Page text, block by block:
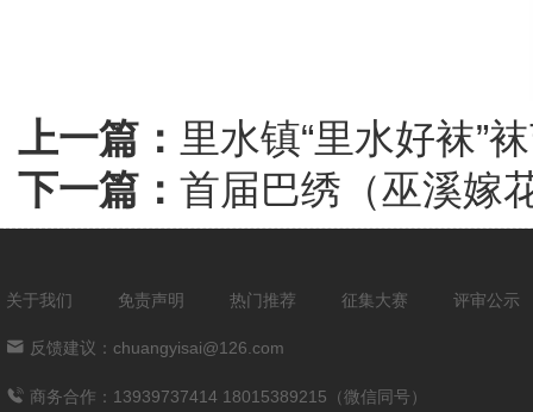
上一篇： 里水镇“里水好袜”
下一篇： 首届巴绣（巫溪嫁
关于我们 免责声明 热门推荐 征集大赛 评审公示
反馈建议：chuangyisai@126.com
商务合作：13939737414 18015389215（微信同号）